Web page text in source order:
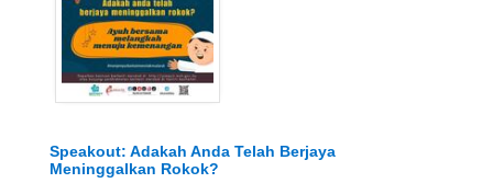
Speakout: Adakah Anda Telah Berjaya
Meninggalkan Rokok?